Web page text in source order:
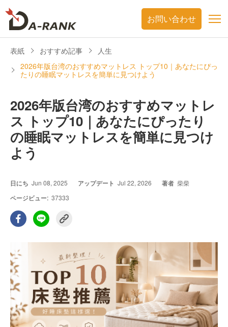
お問い合わせ
表紙 おすすめ記事
人生
2026年版台湾のおすすめマットレス トップ10｜あなたにぴっ
たりの睡眠マットレスを簡単に見つけよう
2026年版台湾のおすすめマットレ
ス トップ10｜あなたにぴったり
の睡眠マットレスを簡単に見つけ
よう
日にち Jun 08, 2025 アップデート Jul 22, 2026 著者 柴柴
ページビュー: 37333